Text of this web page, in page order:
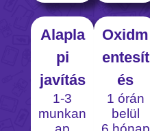
Alapla
pi
javítás
1-3
munkan
Oxidm
entesít
és
1 órán
belül